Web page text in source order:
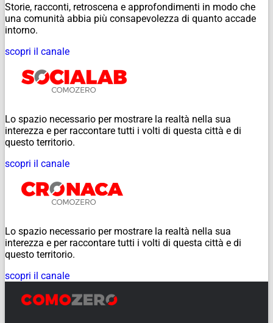
Storie, racconti, retroscena e approfondimenti in modo che
una comunità abbia più consapevolezza di quanto accade
intorno.
scopri il canale
Lo spazio necessario per mostrare la realtà nella sua
interezza e per raccontare tutti i volti di questa città e di
questo territorio.
scopri il canale
Lo spazio necessario per mostrare la realtà nella sua
interezza e per raccontare tutti i volti di questa città e di
questo territorio.
scopri il canale